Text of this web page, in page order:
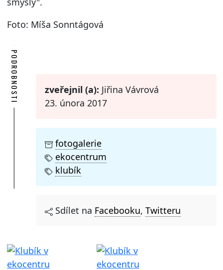
Foto: Míša Sonntágová
PODROBNOSTI zveřejnil (a): Jiřina Vávrová
23. února 2017
fotogalerie
ekocentrum
klubík
Sdílet na Facebooku, Twitteru